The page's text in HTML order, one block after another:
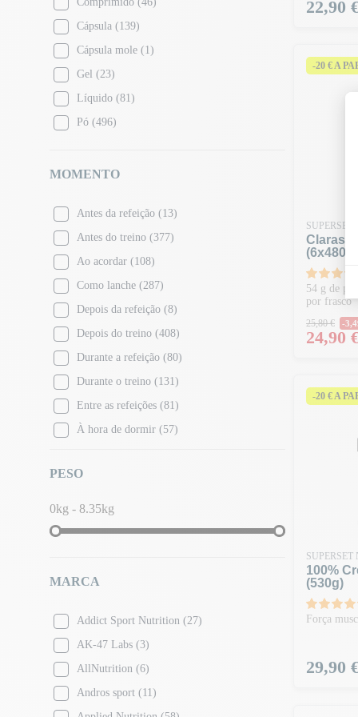
Groselha preta Baga de Goji
Gelo azul(4)
Framboesa azul(31)
Mirtilo(6)
Brownie(9)
Pastilha elástica
Cacau(2)
Café com leite(6)
Doces(4)
Caramelo(11)
Cappuccino de caramelo
Amendoim com caramelo
Caramelo salgado (27)
Cassis(2)
Groselha preta Beterraba
Leite de cereais(1)
Cereja (15)
Cheesecake de limão
Lima-cereja(2)
Ginja de cereja
Biscoito de chocolate(10)
Macaco de chocolate rocher
Choco nuttykat
Manteiga de amendoim Choco
Cápsula (139)
Cápsula mole (1)
Gel (23)
Líquido (81)
Pó (496)
MOMENTO
Antes da refeição (13)
Antes do treino (377)
Ao acordar (108)
Como lanche (287)
Depois da refeição (8)
Depois do treino (408)
Durante a refeição (80)
Durante o treino (131)
Entre as refeições (81)
À hora de dormir (57)
PESO
0kg - 8.35kg
MARCA
Addict Sport Nutrition (27)
AK-47 Labs (3)
AllNutrition (6)
Andros sport (11)
Preço
22,90
-20 € A
SUPERSET
Claras
(6x480ml)
54 g de
por frasco
Preço
25,80 € -
Preço
24,90
-20 € A
SUPERSET
100%
(530g)
Força
Preço
29,90